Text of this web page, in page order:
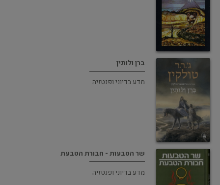
ברן ולותין
מדע בדיוני ופנטזיה
שר הטבעות - חבורת הטבעת
מדע בדיוני ופנטזיה